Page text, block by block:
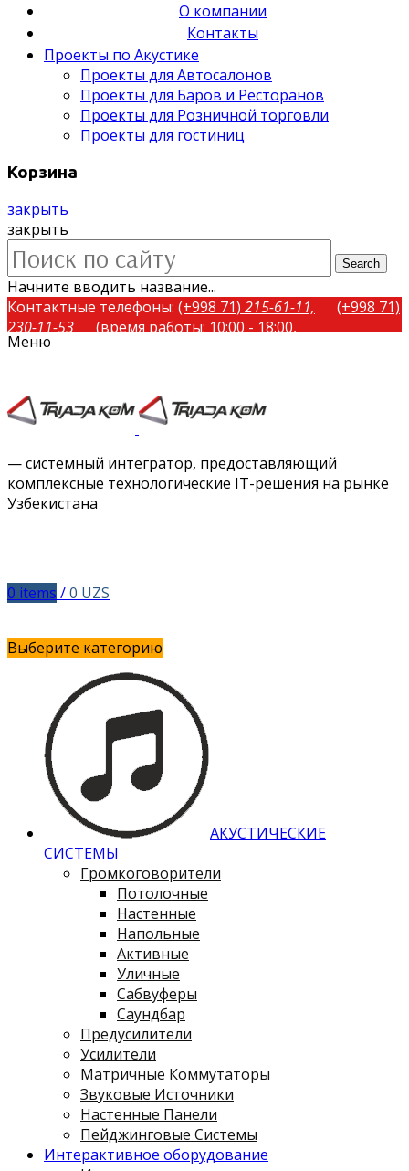
О компании
Контакты
Проекты по Акустике
Проекты для Автосалонов
Проекты для Баров и Ресторанов
Проекты для Розничной торговли
Проекты для гостиниц
Корзина
закрыть
закрыть
Search
Начните вводить название...
Контактные телефоны: (+998 71) 215-61-11,
(+998 71)
230-11-53
(время работы: 10:00 - 18:00,
понедельник-пятница)
Instagram
Vimeo
Меню
— системный интегратор, предоставляющий
комплексные технологические IT-решения на рынке
Узбекистана
0 items /0 UZS
Выберите категорию
АКУСТИЧЕСКИЕ
СИСТЕМЫ
Громкоговорители
Потолочные
Настенные
Напольные
Активные
Уличные
Сабвуферы
Саундбар
Предусилители
Усилители
Матричные Коммутаторы
Звуковые Источники
Настенные Панели
Пейджинговые Системы
Интерактивное оборудование